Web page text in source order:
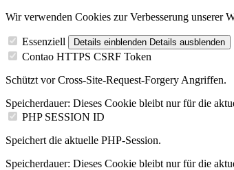
Wir verwenden Cookies zur Verbesserung unserer
Essenziell Details einblenden Details ausblenden
Contao HTTPS CSRF Token
Schützt vor Cross-Site-Request-Forgery Angriffen.
Speicherdauer: Dieses Cookie bleibt nur für die
PHP SESSION ID
Speichert die aktuelle PHP-Session.
Speicherdauer: Dieses Cookie bleibt nur für die